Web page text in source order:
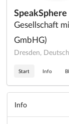
SpeakSphere
Gesellschaft
GmbHG)
Dresden,
Start Info
Info